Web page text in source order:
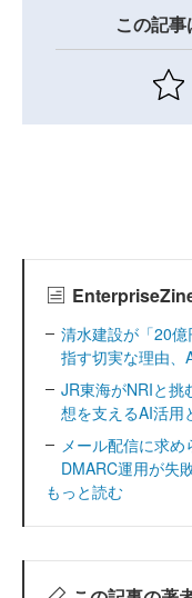
この記
清水建設が「20
指す切実な理由、
JR東海がNRIと
想を支えるAI活用
メール配信に求
DMARC運用が失
もっと読む